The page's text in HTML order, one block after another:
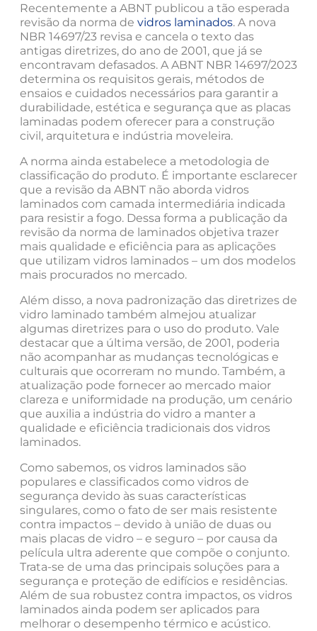
Recentemente a ABNT publicou a tão esperada
revisão da norma de vidros laminados. A nova
NBR 14697/23 revisa e cancela o texto das
antigas diretrizes, do ano de 2001, que já se
encontravam defasados. A ABNT NBR 14697/2023
determina os requisitos gerais, métodos de
ensaios e cuidados necessários para garantir a
durabilidade, estética e segurança que as placas
laminadas podem oferecer para a construção
civil, arquitetura e indústria moveleira.
A norma ainda estabelece a metodologia de
classificação do produto. É importante esclarecer
que a revisão da ABNT não aborda vidros
laminados com camada intermediária indicada
para resistir a fogo. Dessa forma a publicação da
revisão da norma de laminados objetiva trazer
mais qualidade e eficiência para as aplicações
que utilizam vidros laminados – um dos modelos
mais procurados no mercado.
Além disso, a nova padronização das diretrizes de
vidro laminado também almejou atualizar
algumas diretrizes para o uso do produto. Vale
destacar que a última versão, de 2001, poderia
não acompanhar as mudanças tecnológicas e
culturais que ocorreram no mundo. Também, a
atualização pode fornecer ao mercado maior
clareza e uniformidade na produção, um cenário
que auxilia a indústria do vidro a manter a
qualidade e eficiência tradicionais dos vidros
laminados.
Como sabemos, os vidros laminados são
populares e classificados como vidros de
segurança devido às suas características
singulares, como o fato de ser mais resistente
contra impactos – devido à união de duas ou
mais placas de vidro – e seguro – por causa da
película ultra aderente que compõe o conjunto.
Trata-se de uma das principais soluções para a
segurança e proteção de edifícios e residências.
Além de sua robustez contra impactos, os vidros
laminados ainda podem ser aplicados para
melhorar o desempenho térmico e acústico.